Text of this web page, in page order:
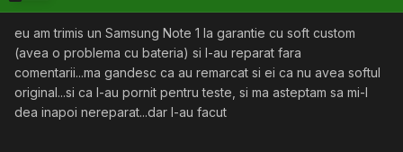
eu am trimis un Samsung Note 1 la garantie cu soft custom
(avea o problema cu bateria) si l-au reparat fara
comentarii...ma gandesc ca au remarcat si ei ca nu avea softul
original...si ca l-au pornit pentru teste, si ma asteptam sa mi-l
dea inapoi nereparat...dar l-au facut